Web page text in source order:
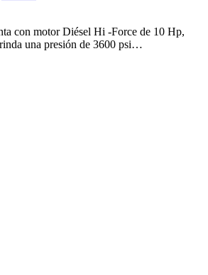
con motor Diésel Hi -Force de 10 Hp,
una presión de 3600 psi…